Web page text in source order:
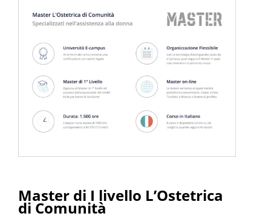
Master di I livello L’Ostetrica
di Comunità